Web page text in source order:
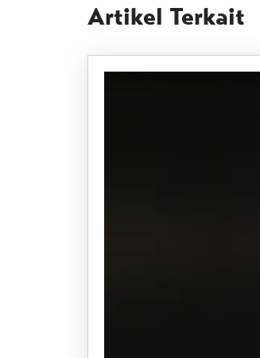
Artikel Terkait